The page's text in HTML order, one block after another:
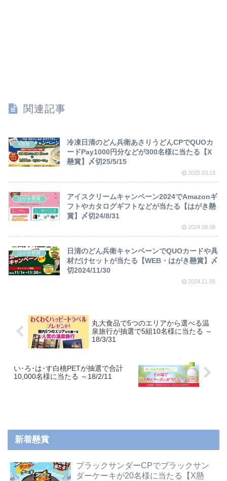
関連記事
X懸賞
冷凍日清のどん兵衛あさりうどんCPでQUOカ
ードPay1000円分などが300名様に当たる【X
懸賞】〆切25/5/15
2025.03.13
はがき懸賞
アイスクリームキャンペーン2024でAmazonギ
フトやカタログギフトなどが当たる【はがき懸
賞】〆切24/8/31
2024.08.08
はがき懸賞
日清のどん兵衛キャンペーンでQUOカードや具
材だけセットが当たる【WEB・はがき懸賞】〆
切2024/11/30
2024.11.05
丸大食品で5つのエリアから選べる温
泉旅行が抽選で5組10名様に当たる ～
18/3/31
い･ろ･は･す白桃PETが抽選で合計
10,000名様に当たる ～18/2/11
新着懸賞
ブラックサンダーCPでブラックサン
ダーケーキが20名様に当たる【X懸